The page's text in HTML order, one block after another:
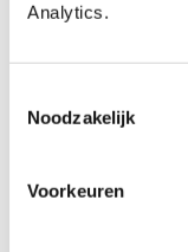
Analytics.
Noodzakelijk
Voorkeuren